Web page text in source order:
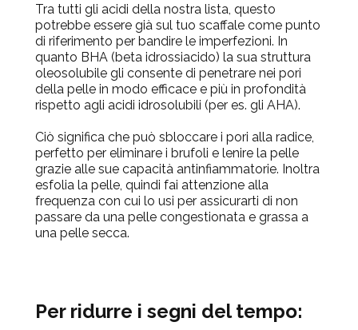
Tra tutti gli acidi della nostra lista, questo
potrebbe essere già sul tuo scaffale come punto
di riferimento per bandire le imperfezioni. In
quanto BHA (beta idrossiacido) la sua struttura
oleosolubile gli consente di penetrare nei pori
della pelle in modo efficace e più in profondità
rispetto agli acidi idrosolubili (per es. gli AHA).
Ciò significa che può sbloccare i pori alla radice,
perfetto per eliminare i brufoli e lenire la pelle
grazie alle sue capacità antinfiammatorie. Inoltra
esfolia la pelle, quindi fai attenzione alla
frequenza con cui lo usi per assicurarti di non
passare da una pelle congestionata e grassa a
una pelle secca.
Per ridurre i segni del tempo: